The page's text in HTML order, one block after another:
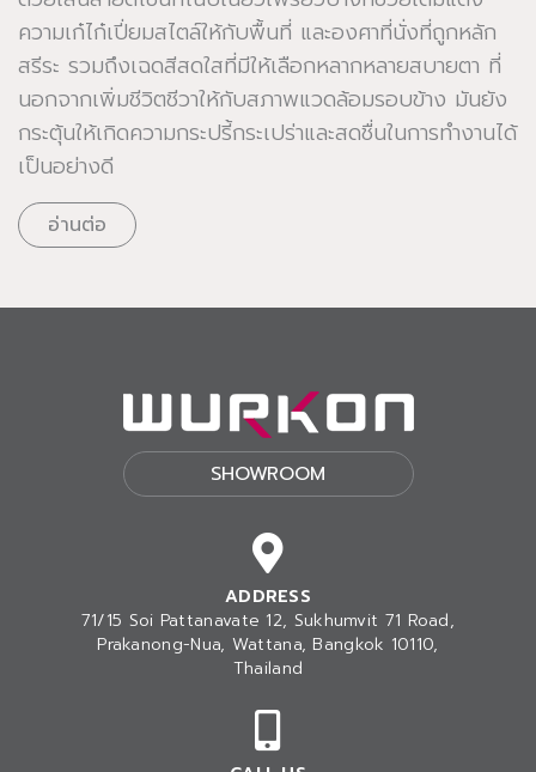
ความเก๋ไก๋เปี่ยมสไตล์ให้กับพื้นที่ และองศาที่นั่งที่ถูกหลัก
สรีระ รวมถึงเฉดสีสดใสที่มีให้เลือกหลากหลายสบายตา ที่
นอกจากเพิ่มชีวิตชีวาให้กับสภาพแวดล้อมรอบข้าง มันยัง
กระตุ้นให้เกิดความกระปรี้กระเปร่าและสดชื่นในการทำงานได้
เป็นอย่างดี
อ่านต่อ
SHOWROOM
ADDRESS
71/15 Soi Pattanavate 12, Sukhumvit 71 Road,
Prakanong-Nua, Wattana, Bangkok 10110,
Thailand